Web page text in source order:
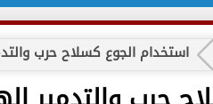
استخدام الجوع كسلاح حرب